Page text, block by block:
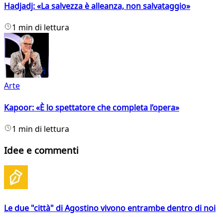
Hadjadj: «La salvezza è alleanza, non salvataggio»
1 min di lettura
Arte
Kapoor: «È lo spettatore che completa l’opera»
1 min di lettura
Idee e commenti
Le due "città" di Agostino vivono entrambe dentro di noi